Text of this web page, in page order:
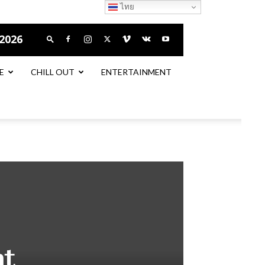
CHILL OUT ENTERTAINMENT
ไทย